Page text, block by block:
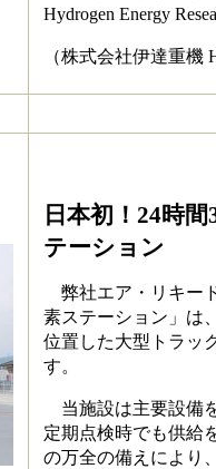
Hydrogen Energy
（株式会社伊達重機
日本初！24時
テーション
弊社エア・リキー
素ステーション」は
位置した大型トラッ
す。
当施設は主要設備
定期点検時でも供給
の万全の備えにより